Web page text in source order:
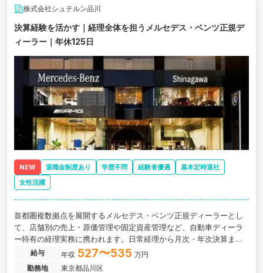
株式会社シュテルン品川
決算経験を活かす｜経理全体を担うメルセデス・ベンツ正規デ
ィーラー｜年休125日
NEW 退職金制度あり 学歴不問 経験者優遇
基本定時退社
女性活躍
首都圏複数拠点を展開するメルセデス・ベンツ正規ディーラーとし
て、店舗別の売上・原価管理や固定資産管理など、自動車ディーラ
ー特有の経理実務に携われます。日常経理から月次・年次決算まで
一貫して担当し、将来的には経理組織の中核として業務改善やマネ
ジメントにも挑戦できる環境です。
給与 年収 527〜535 万円
勤務地
東京都品川区